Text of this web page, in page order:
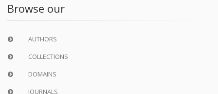
Browse our
AUTHORS
COLLECTIONS
DOMAINS
JOURNALS